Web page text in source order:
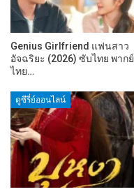
Genius Girlfriend แฟนสาว
อัจฉริยะ (2026) ซับไทย พากย์
ไทย…
ดูซีรี่ย์ออนไลน์